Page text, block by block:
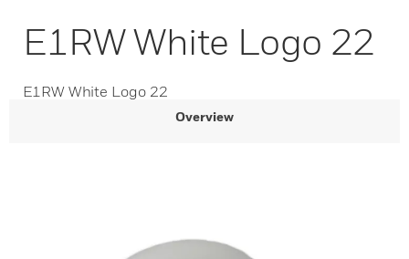
E1RW White Logo 22
E1RW White Logo 22
Overview